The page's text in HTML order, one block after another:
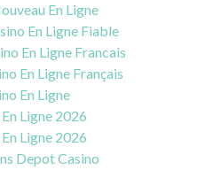
En Ligne
En Ligne Fiable
En Ligne Francais
En Ligne Français
En Ligne
Ligne 2026
Ligne 2026
Depot Casino